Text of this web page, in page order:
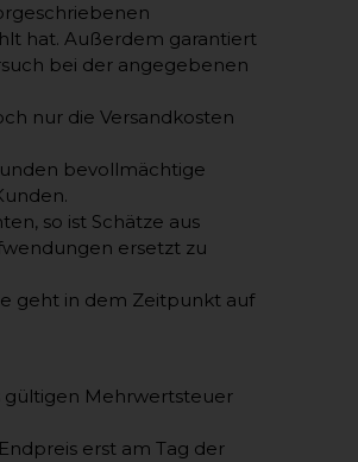
hat. Außerdem garantiert
bei der angegebenen
nur die Versandkosten
bevollmächtige
so ist Schätze aus
ersetzt zu
geht in dem Zeitpunkt auf
gültigen Mehrwertsteuer
erst am Tag der